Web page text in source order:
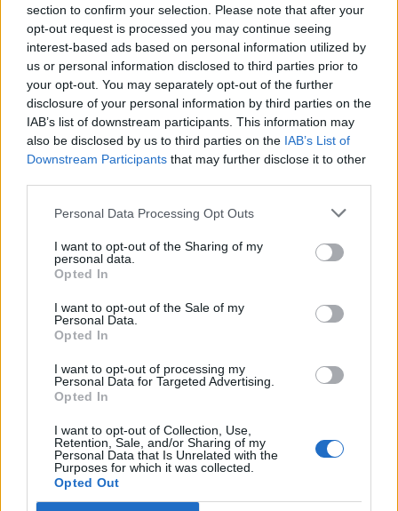
section to confirm your selection. Please note that after your
opt-out request is processed you may continue seeing
interest-based ads based on personal information utilized by
us or personal information disclosed to third parties prior to
your opt-out. You may separately opt-out of the further
disclosure of your personal information by third parties on the
IAB’s list of downstream participants. This information may
also be disclosed by us to third parties on the IAB’s List of
Downstream Participants that may further disclose it to other
Personal Data Processing Opt Outs
I want to opt-out of the Sharing of my
personal data.
Opted In
I want to opt-out of the Sale of my
Personal Data.
Opted In
I want to opt-out of processing my
Personal Data for Targeted Advertising.
Opted In
I want to opt-out of Collection, Use,
Retention, Sale, and/or Sharing of my
Personal Data that Is Unrelated with the
Purposes for which it was collected.
Opted Out
PIÙ LETTI OGGI
Il Monte Alma rinforza l'attacco con Palmas
e Bonivardi, nel Macomer l'estro di Di Angelo
La COS approda a Barisardo tra conferme,
nuovi volti e mister Loi a fare da filo
conduttore
9 Ago 2026